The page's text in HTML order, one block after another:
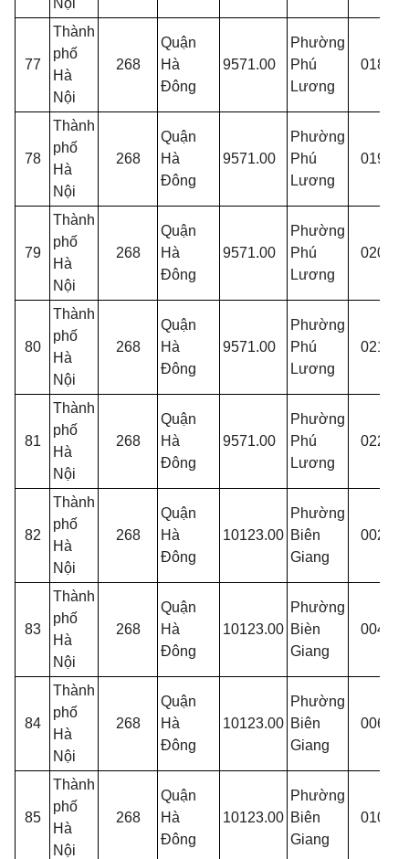
Nội
77
Thành
phố
Hà
Nội
268
Quận
Hà
Đông
9571.00
Phường
Phú
Lương
018
78
Thành
phố
Hà
Nội
268
Quận
Hà
Đông
9571.00
Phường
Phú
Lương
019
79
Thành
phố
Hà
Nội
268
Quận
Hà
Đông
9571.00
Phường
Phú
Lương
020
80
Thành
phố
Hà
Nội
268
Quận
Hà
Đông
9571.00
Phường
Phú
Lương
021
81
Thành
phố
Hà
Nội
268
Quận
Hà
Đông
9571.00
Phường
Phú
Lương
022
82
Thành
phố
Hà
Nội
268
Quận
Hà
Đông
10123.00
Phường
Biên
Giang
002
83
Thành
phố
Hà
Nội
268
Quận
Hà
Đông
10123.00
Phường
Bièn
Giang
004
84
Thành
phố
Hà
Nội
268
Quận
Hà
Đông
10123.00
Phường
Biên
Giang
006
85
Thành
phố
Hà
Nội
268
Quận
Hà
Đông
10123.00
Phường
Biên
Giang
010